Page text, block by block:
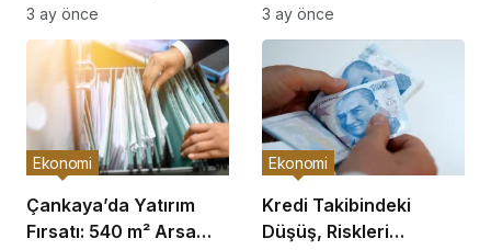
Önlemler!
3 ay önce
Açıklaması
3 ay önce
Çankaya’da Yatırım
Fırsatı: 540 m² Arsa
Ekonomi
Kredi Takibindeki
Düşüş, Riskleri
Ekonomi